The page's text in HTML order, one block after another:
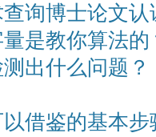
询博士论文认
是教你算法的
出什么问题
借鉴的基本步